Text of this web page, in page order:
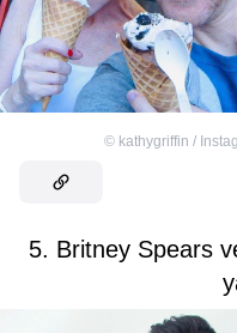
© kathygriffin /
5. Britney Spears